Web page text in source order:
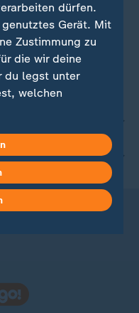
dürfen.
Gerät. Mit
Zustimmung zu
die wir deine
du legst unter
welchen
für die Zukunft
oder ändern.
du in unserer